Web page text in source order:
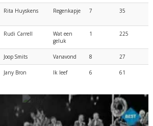
Rita Huyskens Regenkapje 7 35
Rudi Carrell
Wat een
geluk
1 225
Joop Smits Vanavond 8 27
Jany Bron Ik leef 6 61